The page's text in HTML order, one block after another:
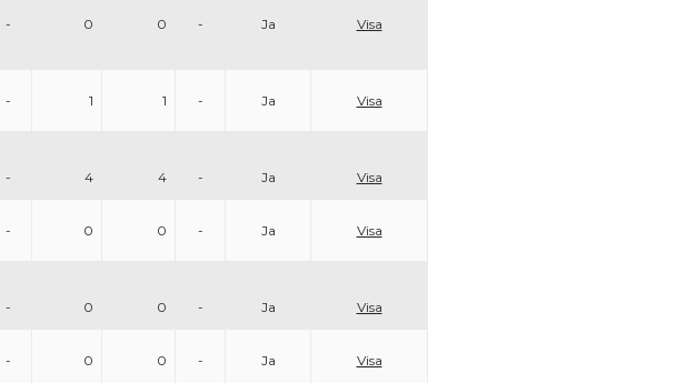
- 0 0 - Ja Visa
- 1 1 - Ja Visa
- 4 4 - Ja Visa
- 0 0 - Ja Visa
- 0 0 - Ja Visa
- 0 0 - Ja Visa